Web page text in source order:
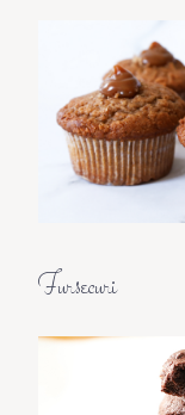
Fursecuri